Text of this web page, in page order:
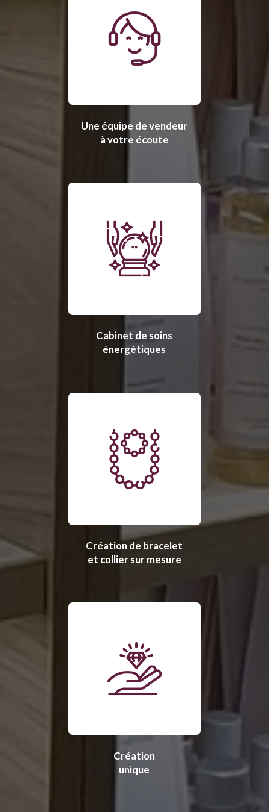
Une équipe de vendeur
à votre écoute
Cabinet de soins
énergétiques
Création de bracelet
et collier sur mesure
Création
unique